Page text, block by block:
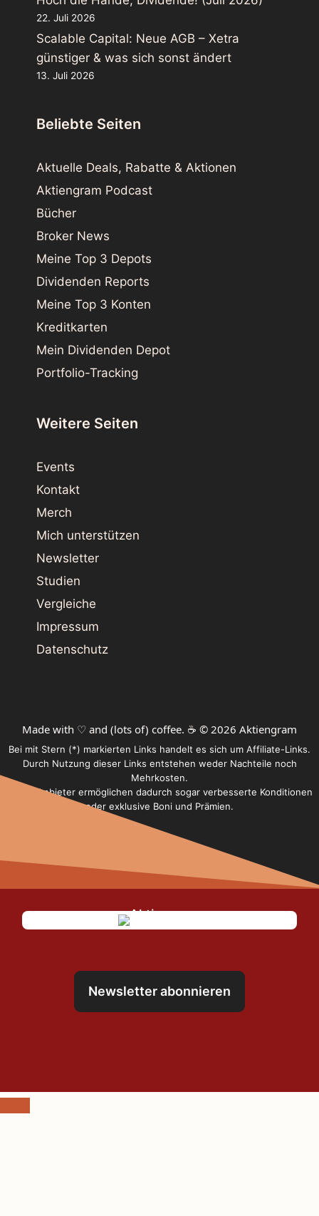
22. Juli 2026
Scalable Capital: Neue AGB – Xetra
günstiger & was sich sonst ändert
13. Juli 2026
Beliebte Seiten
Aktuelle Deals, Rabatte & Aktionen
Aktiengram Podcast
Bücher
Broker News
Meine Top 3 Depots
Dividenden Reports
Meine Top 3 Konten
Kreditkarten
Mein Dividenden Depot
Portfolio-Tracking
Weitere Seiten
Events
Kontakt
Merch
Mich unterstützen
Newsletter
Studien
Vergleiche
Impressum
Datenschutz
Made with ♡ and (lots of) coffee. ☕️ © 2026 Aktiengram
Bei mit Stern (*) markierten Links handelt es sich um Affiliate-Links.
Durch Nutzung dieser Links entstehen weder Nachteile noch
Mehrkosten.
Einige Anbieter ermöglichen dadurch sogar verbesserte Konditionen
oder exklusive Boni und Prämien.
Newsletter abonnieren
Schließen